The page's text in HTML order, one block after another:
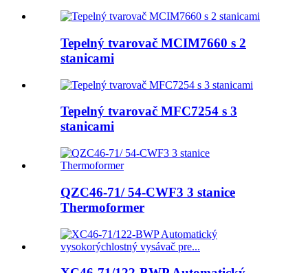
Tepelný tvarovač MCIM7660 s 2
stanicami
Tepelný tvarovač MFC7254 s 3
stanicami
QZC46-71/ 54-CWF3 3 stanice
Thermoformer